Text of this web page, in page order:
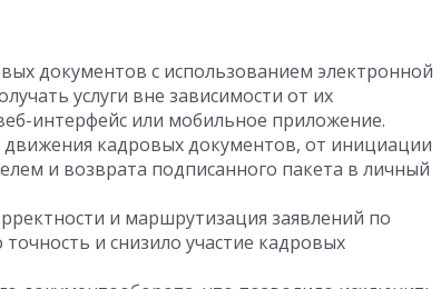
документов с использованием электронной
услуги вне зависимости от их
интерфейс или мобильное приложение.
кадровых документов, от инициации
и возврата подписанного пакета в личный
и маршрутизация заявлений по
и снизило участие кадровых